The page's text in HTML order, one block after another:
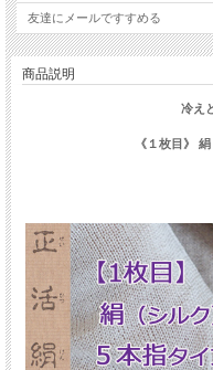
友達にメールですすめる
商品説明
冷え
《１枚目》